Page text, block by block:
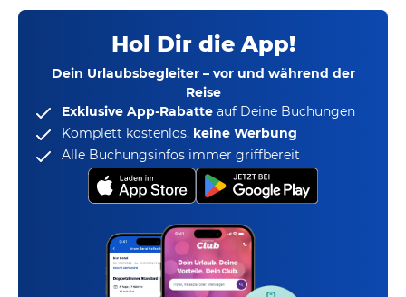
Hol Dir die App!
Dein Urlaubsbegleiter – vor und während der
Reise
Exklusive App-Rabatte auf Deine Buchungen
Komplett kostenlos, keine Werbung
Alle Buchungsinfos immer griffbereit